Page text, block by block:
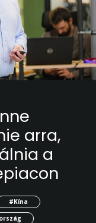
arra,
a
#Kína